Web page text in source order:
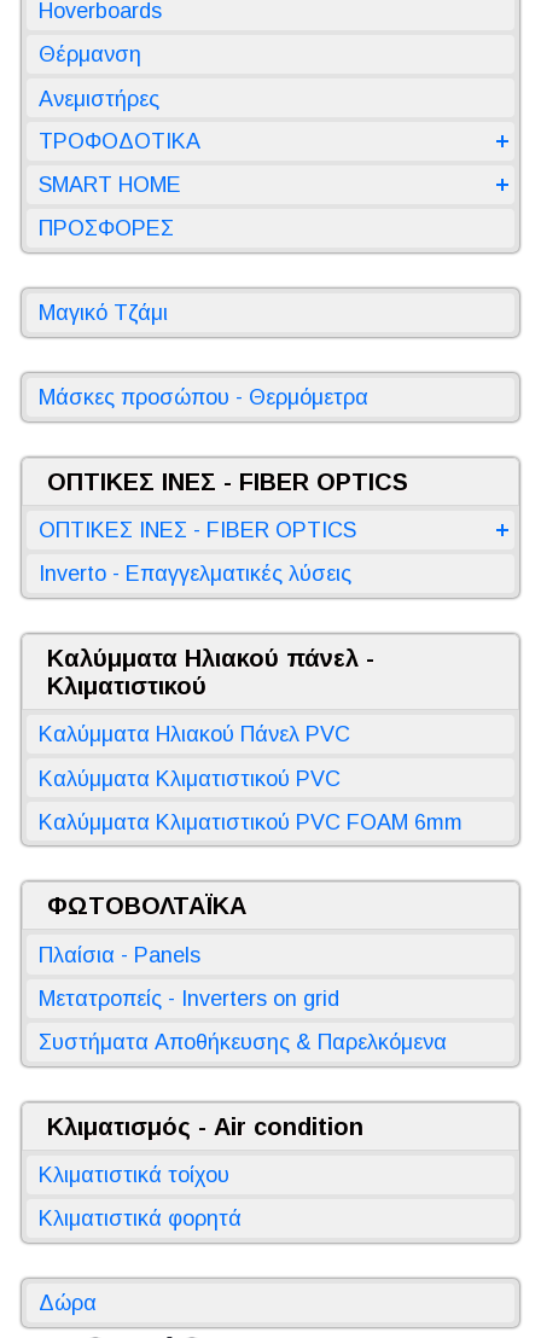
Hoverboards
Θέρμανση
Ανεμιστήρες
ΤΡΟΦΟΔΟΤΙΚΑ
SMART HOME
ΠΡΟΣΦΟΡΕΣ
Μαγικό Τζάμι
Μάσκες προσώπου - Θερμόμετρα
ΟΠΤΙΚΕΣ ΙΝΕΣ - FIBER OPTICS
ΟΠΤΙΚΕΣ ΙΝΕΣ - FIBER OPTICS
Inverto - Επαγγελματικές λύσεις
Καλύμματα Ηλιακού πάνελ -
Κλιματιστικού
Καλύμματα Ηλιακού Πάνελ PVC
Καλύμματα Κλιματιστικού PVC
Καλύμματα Κλιματιστικού PVC FOAM 6mm
ΦΩΤΟΒΟΛΤΑΪΚΑ
Πλαίσια - Panels
Μετατροπείς - Inverters on grid
Συστήματα Αποθήκευσης & Παρελκόμενα
Κλιματισμός - Air condition
Κλιματιστικά τοίχου
Κλιματιστικά φορητά
Δώρα